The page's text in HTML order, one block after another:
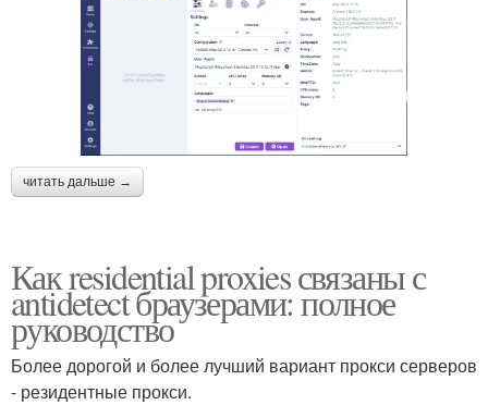
читать дальше →
Как residential proxies связаны с
antidetect браузерами: полное
руководство
Более дорогой и более лучший вариант прокси серверов
- резидентные прокси.